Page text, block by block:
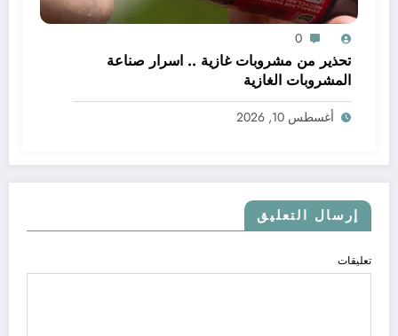
0
تحذير من مشروبات غازية .. اسرار صناعة
المشروبات الغازية
أغسطس 10, 2026
إرسال التعليق
تعليقات